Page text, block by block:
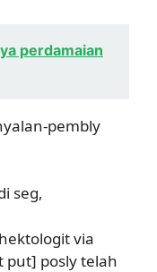
perdamaian
pembly
seg,
via
put] posly telah